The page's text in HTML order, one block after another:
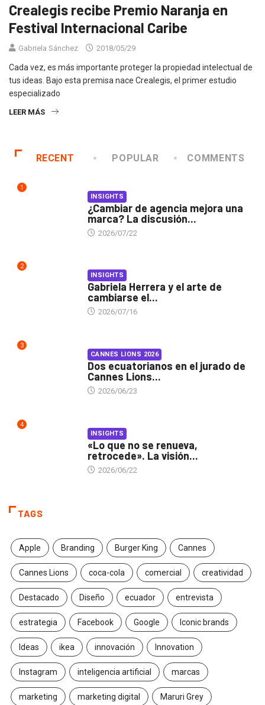
Crealegis recibe Premio Naranja en
Festival Internacional Caribe
Gabriela Sánchez 2018/05/29
Cada vez, es más importante proteger la propiedad intelectual de
tus ideas. Bajo esta premisa nace Crealegis, el primer estudio
especializado
LEER MÁS
RECENT POPULAR COMMENTS
1
INSIGHTS
¿Cambiar de agencia mejora una
marca? La discusión...
2026/07/22
2
INSIGHTS
Gabriela Herrera y el arte de
cambiarse el...
2026/07/16
3
CANNES LIONS 2026
Dos ecuatorianos en el jurado de
Cannes Lions...
2026/06/23
4
INSIGHTS
«Lo que no se renueva,
retrocede». La visión...
2026/06/22
TAGS
Apple Branding Burger King Cannes
Cannes Lions coca-cola comercial creatividad
Destacado Diseño ecuador entrevista
estrategia Facebook Google Iconic brands
Ideas ikea innovación Innovation
Instagram inteligencia artificial marcas
marketing marketing digital Maruri Grey